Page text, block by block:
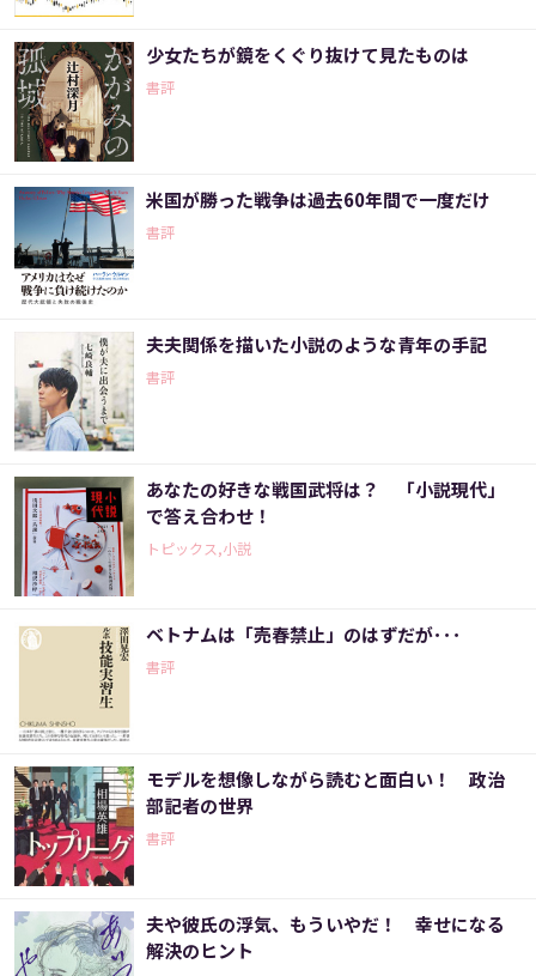
少女たちが鏡をくぐり抜けて見たものは
書評
米国が勝った戦争は過去60年間で一度だけ
書評
夫夫関係を描いた小説のような青年の手記
書評
あなたの好きな戦国武将は？ 「小説現代」
で答え合わせ！
トピックス,小説
ベトナムは「売春禁止」のはずだが･･･
書評
モデルを想像しながら読むと面白い！ 政治
部記者の世界
書評
夫や彼氏の浮気、もういやだ！ 幸せになる
解決のヒント